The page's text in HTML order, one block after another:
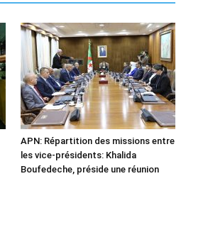
APN: Répartition des missions entre
les vice-présidents: Khalida
Boufedeche, préside une réunion